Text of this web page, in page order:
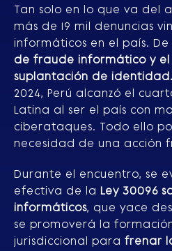
Tan solo en lo que va del
más de 19 mil denuncias
informáticos en el país. De
de fraude informático y el
suplantación de identidad.
2024, Perú alcanzó el
Latina al ser el país con
ciberataques. Todo ello
necesidad de una acción
Durante el encuentro, se
efectiva de la Ley 30096
informáticos, que yace
se promoverá la
jurisdiccional para frenar